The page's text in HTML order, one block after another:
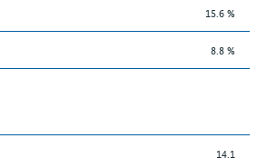
15.6 %
8.8 %
14.1